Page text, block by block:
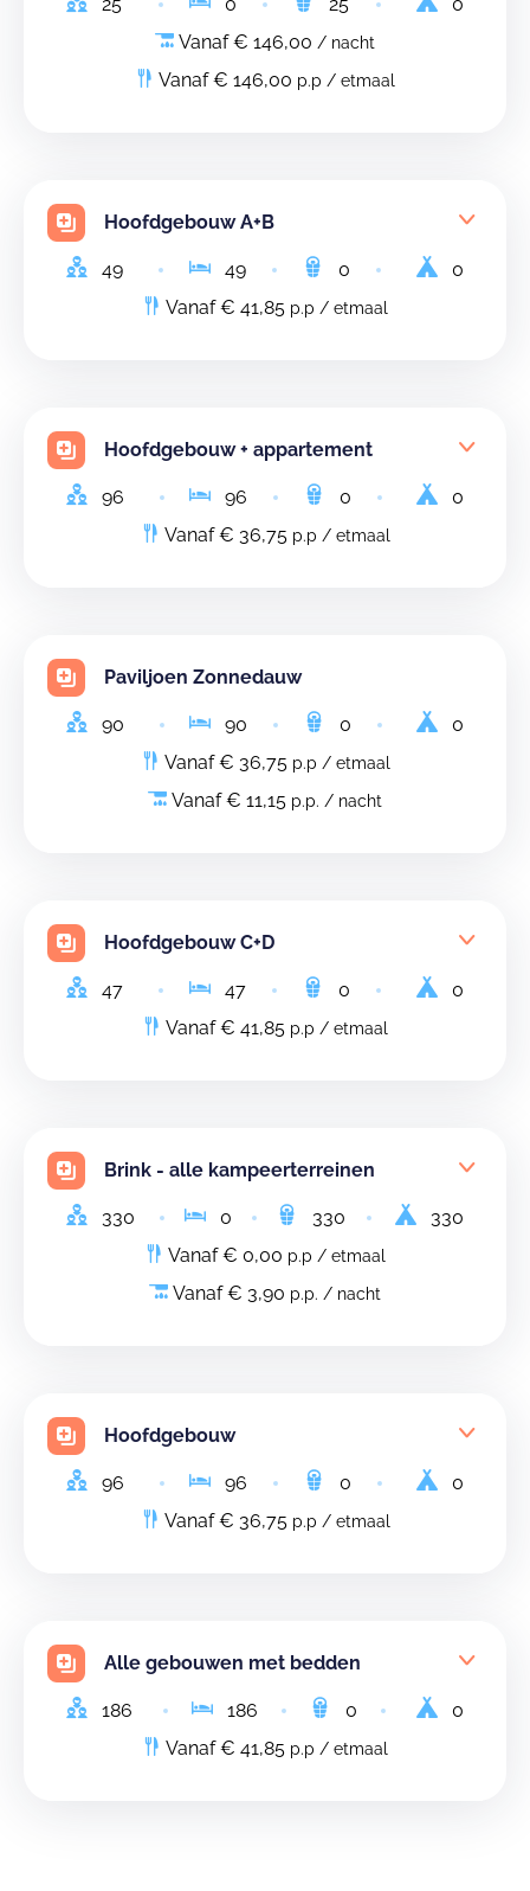
Vanaf € 146,00 / nacht
Vanaf € 146,00 p.p / etmaal
Hoofdgebouw A+B
49 49 0
0
Vanaf € 41,85 p.p / etmaal
Hoofdgebouw + appartement
96 96 0
0
Vanaf € 36,75 p.p / etmaal
Paviljoen Zonnedauw
90 90 0
0
Vanaf € 36,75 p.p / etmaal
Vanaf € 11,15 p.p. / nacht
Hoofdgebouw C+D
47 47 0
0
Vanaf € 41,85 p.p / etmaal
Brink - alle kampeerterreinen
330 0 330
330
Vanaf € 0,00 p.p / etmaal
Vanaf € 3,90 p.p. / nacht
Hoofdgebouw
96 96 0
0
Vanaf € 36,75 p.p / etmaal
Alle gebouwen met bedden
186 186 0
0
Vanaf € 41,85 p.p / etmaal